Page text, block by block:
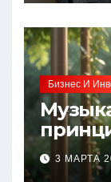
Бизнес И
3 МАРТА